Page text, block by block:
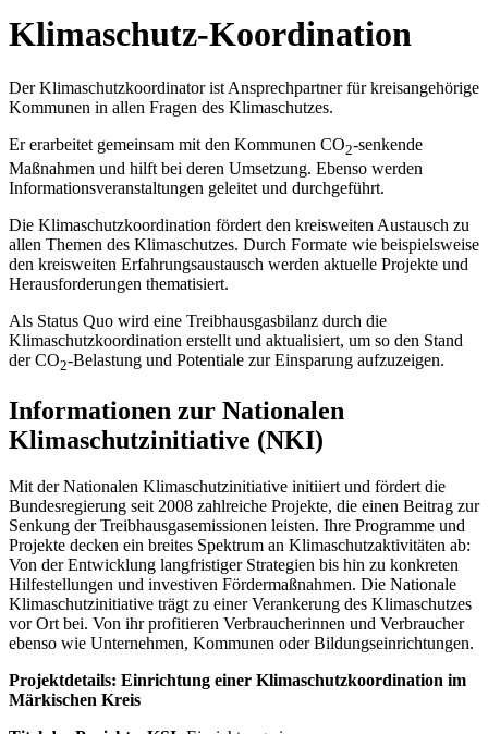
Klimaschutz-Koordination
Der Klimaschutzkoordinator ist Ansprechpartner für kreisangehörige
Kommunen in allen Fragen des Klimaschutzes.
Er erarbeitet gemeinsam mit den Kommunen CO2-senkende
Maßnahmen und hilft bei deren Umsetzung. Ebenso werden
Informationsveranstaltungen geleitet und durchgeführt.
Die Klimaschutzkoordination fördert den kreisweiten Austausch zu
allen Themen des Klimaschutzes. Durch Formate wie beispielsweise
den kreisweiten Erfahrungsaustausch werden aktuelle Projekte und
Herausforderungen thematisiert.
Als Status Quo wird eine Treibhausgasbilanz durch die
Klimaschutzkoordination erstellt und aktualisiert, um so den Stand
der CO2-Belastung und Potentiale zur Einsparung aufzuzeigen.
Informationen zur Nationalen
Klimaschutzinitiative (NKI)
Mit der Nationalen Klimaschutzinitiative initiiert und fördert die
Bundesregierung seit 2008 zahlreiche Projekte, die einen Beitrag zur
Senkung der Treibhausgasemissionen leisten. Ihre Programme und
Projekte decken ein breites Spektrum an Klimaschutzaktivitäten ab:
Von der Entwicklung langfristiger Strategien bis hin zu konkreten
Hilfestellungen und investiven Fördermaßnahmen. Die Nationale
Klimaschutzinitiative trägt zu einer Verankerung des Klimaschutzes
vor Ort bei. Von ihr profitieren Verbraucherinnen und Verbraucher
ebenso wie Unternehmen, Kommunen oder Bildungseinrichtungen.
Projektdetails: Einrichtung einer Klimaschutzkoordination im
Märkischen Kreis